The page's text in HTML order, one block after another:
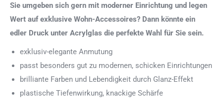
Sie umgeben sich gern mit moderner Einrichtung und legen
Wert auf exklusive Wohn-Accessoires? Dann könnte ein
edler Druck unter Acrylglas die perfekte Wahl für Sie sein.
exklusiv-elegante Anmutung
passt besonders gut zu modernen, schicken Einrichtungen
brilliante Farben und Lebendigkeit durch Glanz-Effekt
plastische Tiefenwirkung, knackige Schärfe